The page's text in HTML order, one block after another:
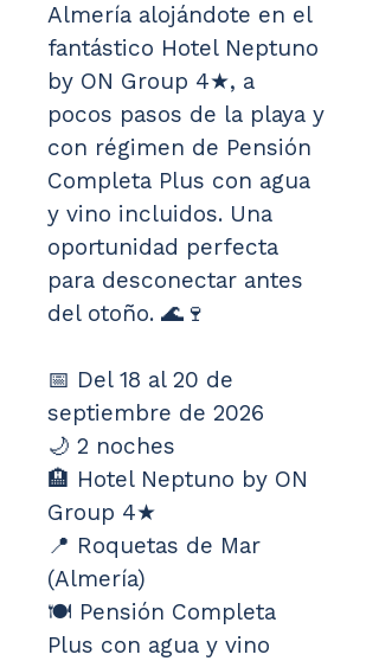
Almería alojándote en el
fantástico Hotel Neptuno
by ON Group 4★, a
pocos pasos de la playa y
con régimen de Pensión
Completa Plus con agua
y vino incluidos. Una
oportunidad perfecta
para desconectar antes
del otoño. 🌊🍷
📅 Del 18 al 20 de
septiembre de 2026
🌙 2 noches
🏨 Hotel Neptuno by ON
Group 4★
📍 Roquetas de Mar
(Almería)
🍽️ Pensión Completa
Plus con agua y vino